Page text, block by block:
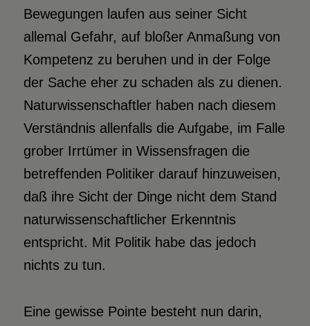
Bewegungen laufen aus seiner Sicht
allemal Gefahr, auf bloßer Anmaßung von
Kompetenz zu beruhen und in der Folge
der Sache eher zu schaden als zu dienen.
Naturwissenschaftler haben nach diesem
Verständnis allenfalls die Aufgabe, im Falle
grober Irrtümer in Wissensfragen die
betreffenden Politiker darauf hinzuweisen,
daß ihre Sicht der Dinge nicht dem Stand
naturwissenschaftlicher Erkenntnis
entspricht. Mit Politik habe das jedoch
nichts zu tun.
Eine gewisse Pointe besteht nun darin,